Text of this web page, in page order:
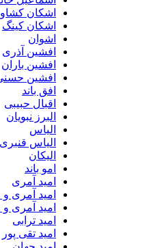
اشکان کشاورز
اشکان کینگ
افشین آذری
افشین باران
افشین حسنی
افق باند
اقبال حبیبی
البرز نبویان
الیاس قنبرى
امو باند
امید آمری
امید آمری و مجتبی
امید آمری و مهدی
امید ترابی
امید تقی پور